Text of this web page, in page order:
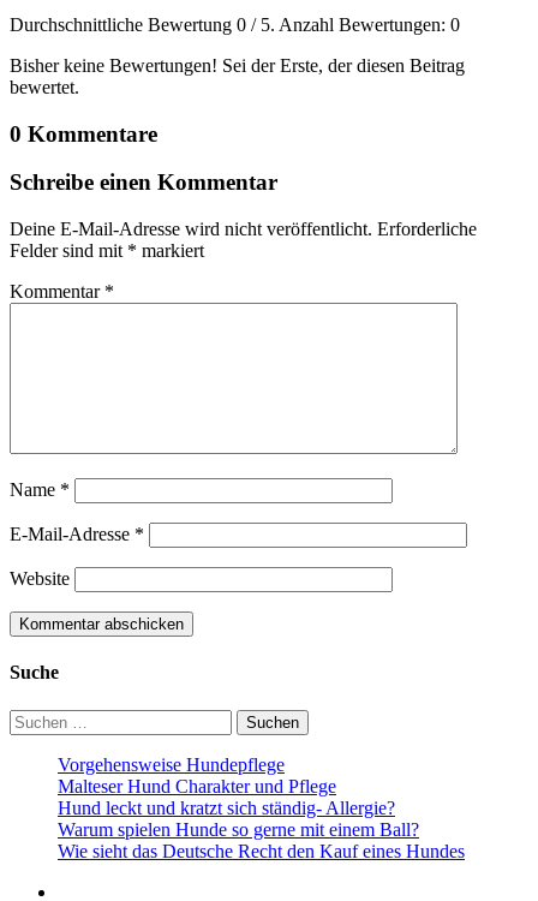
Durchschnittliche Bewertung 0 / 5. Anzahl Bewertungen: 0
Bisher keine Bewertungen! Sei der Erste, der diesen Beitrag
bewertet.
0 Kommentare
Schreibe einen Kommentar
Deine E-Mail-Adresse wird nicht veröffentlicht. Erforderliche
Felder sind mit * markiert
Kommentar *
Name *
E-Mail-Adresse *
Website
Suche
Suchen
nach:
Vorgehensweise Hundepflege
Malteser Hund Charakter und Pflege
Hund leckt und kratzt sich ständig- Allergie?
Warum spielen Hunde so gerne mit einem Ball?
Wie sieht das Deutsche Recht den Kauf eines Hundes